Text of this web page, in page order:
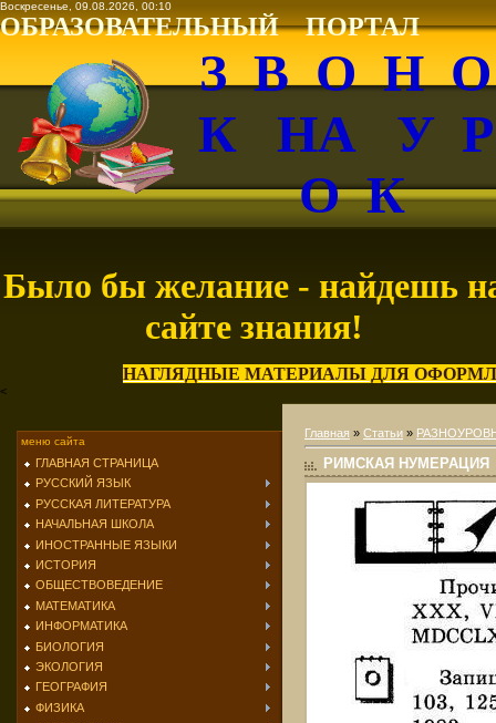
Воскресенье, 09.08.2026, 00:10
ОБРАЗОВАТЕЛЬНЫЙ ПОРТАЛ
З В О Н
К НА У
О К
Было бы желание - найдешь
сайте знания!
НАГЛЯДНЫЕ МАТЕРИАЛЫ ДЛЯ
<
меню сайта
ГЛАВНАЯ СТРАНИЦА
РУССКИЙ ЯЗЫК
РУССКАЯ ЛИТЕРАТУРА
НАЧАЛЬНАЯ ШКОЛА
ИНОСТРАННЫЕ ЯЗЫКИ
ИСТОРИЯ
ОБЩЕСТВОВЕДЕНИЕ
МАТЕМАТИКА
ИНФОРМАТИКА
БИОЛОГИЯ
ЭКОЛОГИЯ
ГЕОГРАФИЯ
ФИЗИКА
Главная » Статьи »
РИМСКАЯ НУМЕРАЦИЯ